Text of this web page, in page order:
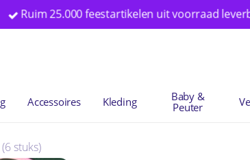
25.000 feestartikelen uit voorraad leverbaar
Accessoires Kleding
Baby &
Peuter
stuks)